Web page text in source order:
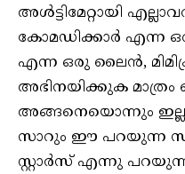
അൾട്ടിമേറ്റായി
കോമഡിക്കാർ എന്ന
എന്ന ഒരു ലൈൻ,
അഭിനയിക്കുക
അങ്ങനെയൊന്നും
സാറും ഈ പറയുന്ന
സ്റ്റാർസ് എന്നു